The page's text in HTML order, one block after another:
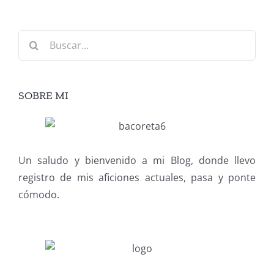
Buscar:
SOBRE MI
Un saludo y bienvenido a mi Blog, donde llevo
registro de mis aficiones actuales, pasa y ponte
cómodo.